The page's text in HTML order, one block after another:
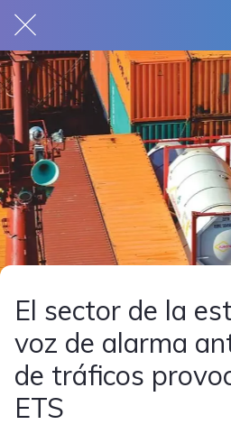
El sector de la
voz de alarma
de tráficos
ETS